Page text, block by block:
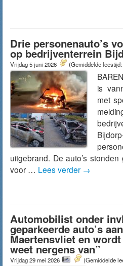
Drie personenauto’s
op bedrijventerrein
Vrijdag 5 juni 2026 (Gemiddelde
is
met
uitgebrand. De auto’s
voor … Lees verder →
Automobilist onder
geparkeerde auto’s
Maertensvliet en
weet nergens van”
Vrijdag 29 mei 2026 (Gemiddelde